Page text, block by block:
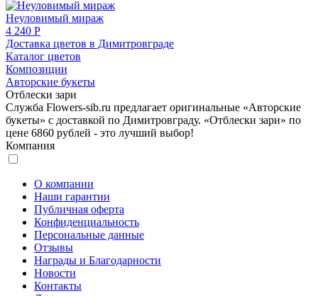
Неуловимый мираж
4 240 Р
Доставка цветов в Димитровграде
Каталог цветов
Композиции
Авторские букеты
Отблески зари
Служба Flowers-sib.ru предлагает оригинальные «Авторские
букеты» с доставкой по Димитровграду. «Отблески зари» по
цене 6860 рублей - это лучший выбор!
Компания
О компании
Наши гарантии
Публичная оферта
Конфиденциальность
Персональные данные
Отзывы
Награды и Благодарности
Новости
Контакты